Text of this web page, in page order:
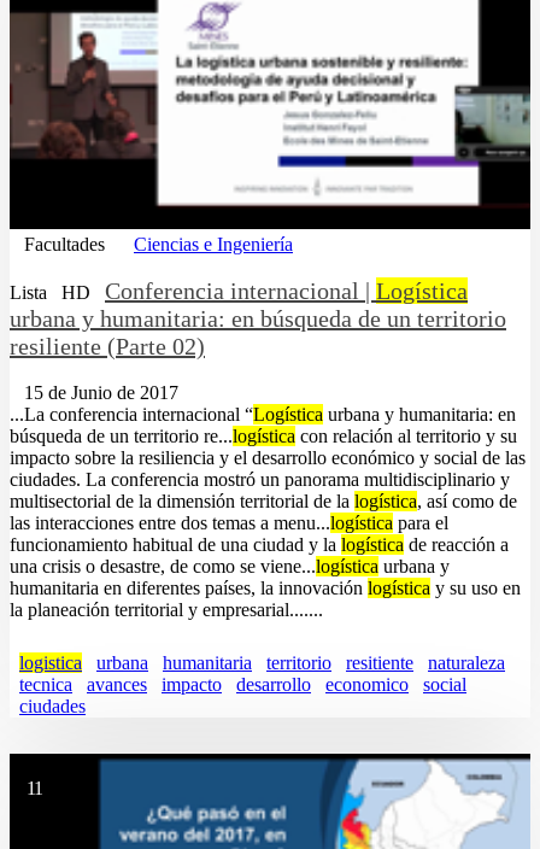
Facultades Ciencias e Ingeniería
Lista HD Conferencia internacional | Logística
urbana y humanitaria: en búsqueda de un territorio
resiliente (Parte 02)
15 de Junio de 2017
...La conferencia internacional “Logística urbana y humanitaria: en
búsqueda de un territorio re...logística con relación al territorio y su
impacto sobre la resiliencia y el desarrollo económico y social de las
ciudades. La conferencia mostró un panorama multidisciplinario y
multisectorial de la dimensión territorial de la logística, así como de
las interacciones entre dos temas a menu...logística para el
funcionamiento habitual de una ciudad y la logística de reacción a
una crisis o desastre, de como se viene...logística urbana y
humanitaria en diferentes países, la innovación logística y su uso en
la planeación territorial y empresarial.......
logistica urbana humanitaria territorio resitiente
naturaleza
tecnica
avances impacto desarrollo economico
social
ciudades
11